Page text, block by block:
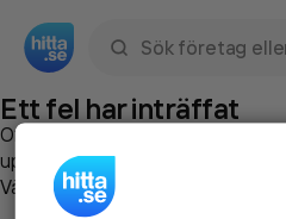
Ett fel har inträffat
Om du vill kan du
uppstod så att vi lättare och
Vänligen försök med följande: